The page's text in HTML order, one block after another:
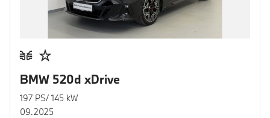
BMW 520d xDrive
197 PS/ 145 kW
09.2025